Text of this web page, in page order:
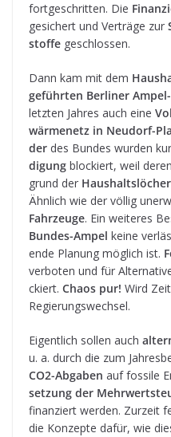
fort­ge­schrit­ten. Die
gesi­chert und Ver­träge zur
stoffe geschlossen.
Dann kam mit dem
geführ­ten Ber­li­ner
letz­ten Jah­res auch eine
wär­me­netz in Neu­dorf-
der des Bun­des wur­den
di­gung blo­ckiert, weil deren
grund der Haus­halts­lö­cher
Ähn­lich wie der völ­lig
Fahr­zeuge. Ein wei­te­res
Bun­des-Ampel keine
ende Pla­nung mög­lich ist.
ver­bo­ten und für
ckiert. Chaos pur! Wird
Regierungswechsel.
Eigent­lich sol­len auch
u. a. durch die zum
CO2-Abga­ben auf fos­sile
set­zung der
finan­ziert wer­den. Zur­zeit
die Kon­zepte dafür, wie